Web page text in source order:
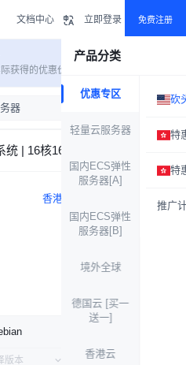
文档中心 立即登录 免费注册
获得的优惠价格
器
产品分类
优惠专区
轻量云服务器
国内ECS弹性
服务器[A]
国内ECS弹性
服务器[B]
境外全球
德国云 [买一
送一]
香港云
砍
特
特
推广
| 16核16G
香港一 全系统 | 16核16G
版本